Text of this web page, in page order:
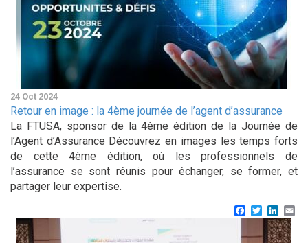
24 Oct 2024
Retour en image : la 4ème journée de l’agent d’assurance
La FTUSA, sponsor de la 4ème édition de la Journée de
l’Agent d’Assurance Découvrez en images les temps forts
de cette 4ème édition, où les professionnels de
l’assurance se sont réunis pour échanger, se former, et
partager leur expertise.
Facebook
Twitter